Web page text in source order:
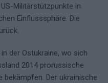
Militärstützpunkte in
Einflusssphäre. Die
der Ostukraine, wo sich
2014 prorussische
bekämpfen. Der ukrainische